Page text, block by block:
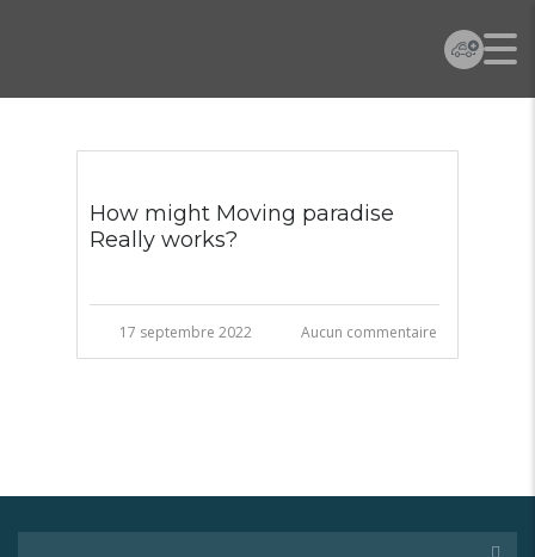
How might Moving paradise
Really works?
17 septembre 2022 Aucun commentaire